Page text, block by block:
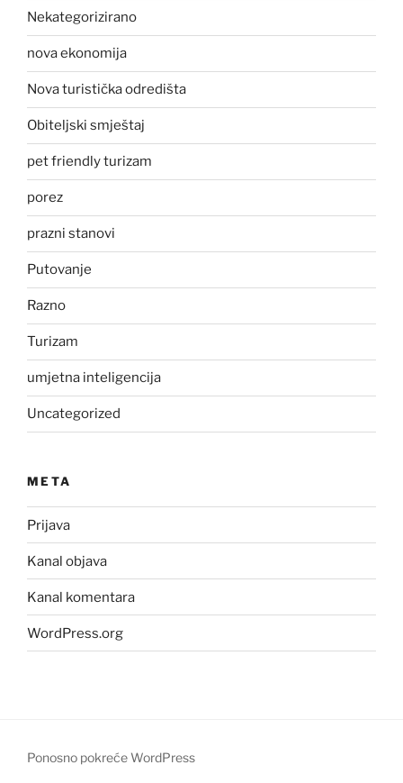
Nekategorizirano
nova ekonomija
Nova turistička odredišta
Obiteljski smještaj
pet friendly turizam
porez
prazni stanovi
Putovanje
Razno
Turizam
umjetna inteligencija
Uncategorized
META
Prijava
Kanal objava
Kanal komentara
WordPress.org
Ponosno pokreće WordPress